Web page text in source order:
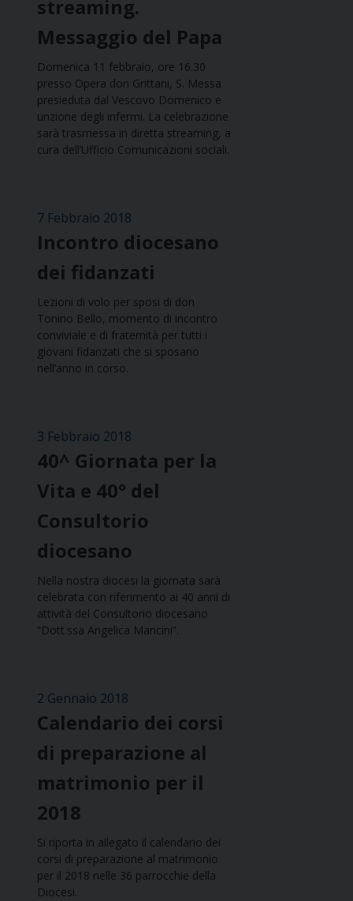
streaming.
Messaggio del Papa
Domenica 11 febbraio, ore 16.30
presso Opera don Grittani, S. Messa
presieduta dal Vescovo Domenico e
unzione degli infermi. La celebrazione
sarà trasmessa in diretta streaming, a
cura dell’Ufficio Comunicazioni sociali.
7 Febbraio 2018
Incontro diocesano
dei fidanzati
Lezioni di volo per sposi di don
Tonino Bello, momento di incontro
conviviale e di fraternità per tutti i
giovani fidanzati che si sposano
nell’anno in corso.
3 Febbraio 2018
40^ Giornata per la
Vita e 40° del
Consultorio
diocesano
Nella nostra diocesi la giornata sarà
celebrata con riferimento ai 40 anni di
attività del Consultorio diocesano
“Dott.ssa Angelica Mancini”.
2 Gennaio 2018
Calendario dei corsi
di preparazione al
matrimonio per il
2018
Si riporta in allegato il calendario dei
corsi di preparazione al matrimonio
per il 2018 nelle 36 parrocchie della
Diocesi.